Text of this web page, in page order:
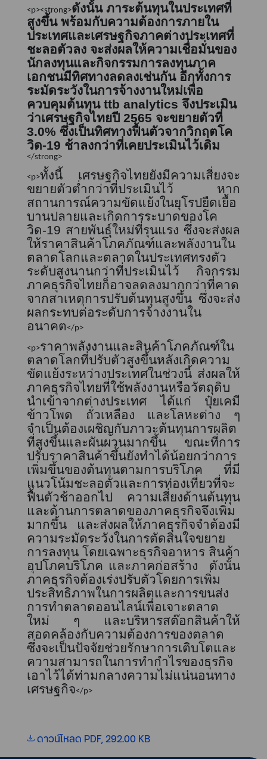
<p><strong>ดังนั้น ภาระต้นทุนในประเทศที่
สูงขึ้น พร้อมกับความต้องการภายใน
ประเทศและเศรษฐกิจภาคต่างประเทศที่
ชะลอตัวลง จะส่งผลให้ความเชื่อมั่นของ
นักลงทุนและกิจกรรมการลงทุนภาค
เอกชนมีทิศทางลดลงเช่นกัน อีกทั้งการ
ระมัดระวังในการจ้างงานใหม่เพื่อ
ควบคุมต้นทุน ttb analytics จึงประเมิน
ว่าเศรษฐกิจไทยปี 2565 จะขยายตัวที่
3.0% ซึ่งเป็นทิศทางฟื้นตัวจากวิกฤตโค
วิด-19 ช้าลงกว่าที่เคยประเมินไว้เดิม
</strong>
<p>ทั้งนี้ เศรษฐกิจไทยยังมีความเสี่ยงจะ
ขยายตัวต่ำกว่าที่ประเมินไว้ หาก
สถานการณ์ความขัดแย้งในยุโรปยืดเยื้อ
บานปลายและเกิดการระบาดของโค
วิด-19 สายพันธุ์ใหม่ที่รุนแรง ซึ่งจะส่งผล
ให้ราคาสินค้าโภคภัณฑ์และพลังงานใน
ตลาดโลกและตลาดในประเทศทรงตัว
ระดับสูงนานกว่าที่ประเมินไว้ กิจกรรม
ภาคธุรกิจไทยก็อาจลดลงมากกว่าที่คาด
จากสาเหตุการปรับต้นทุนสูงขึ้น ซึ่งจะส่ง
ผลกระทบต่อระดับการจ้างงานใน
อนาคต</p>
<p>ราคาพลังงานและสินค้าโภคภัณฑ์ใน
ตลาดโลกที่ปรับตัวสูงขึ้นหลังเกิดความ
ขัดแย้งระหว่างประเทศในช่วงนี้ ส่งผลให้
ภาคธุรกิจไทยที่ใช้พลังงานหรือวัตถุดิบ
นำเข้าจากต่างประเทศได้แก่ ปุ๋ยเคมี
ข้าวโพด ถั่วเหลือง และโลหะต่าง ๆ
จำเป็นต้องเผชิญกับภาวะต้นทุนการผลิต
ที่สูงขึ้นและผันผวนมากขึ้น ขณะที่การ
ปรับราคาสินค้าขึ้นยังทำได้น้อยกว่าการ
เพิ่มขึ้นของต้นทุนตามการบริโภค ที่มี
แนวโน้มชะลอตัวและการท่องเที่ยวที่จะ
ฟื้นตัวช้าออกไป ความเสี่ยงด้านต้นทุน
และด้านการตลาดของภาคธุรกิจจึงเพิ่ม
มากขึ้น และส่งผลให้ภาคธุรกิจจำต้องมี
ความระมัดระวังในการตัดสินใจขยาย
การลงทุน โดยเฉพาะธุรกิจอาหาร สินค้า
อุปโภคบริโภค และภาคก่อสร้าง
ดังนั้น
ภาคธุรกิจต้องเร่งปรับตัวโดยการเพิ่ม
ประสิทธิภาพในการผลิตและการขนส่ง
การทำตลาดออนไลน์เพื่อเจาะตลาด
ใหม่ ๆ และบริหารสต๊อกสินค้าให้
สอดคล้องกับความต้องการของตลาด
ซึ่งจะเป็นปัจจัยช่วยรักษาการเติบโตและ
ความสามารถในการทำกำไรของธุรกิจ
เอาไว้ได้ท่ามกลางความไม่แน่นอนทาง
เศรษฐกิจ</p>
ดาวน์โหลด PDF, 292.00 KB